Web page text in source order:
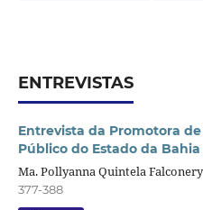
ENTREVISTAS
Entrevista da Promotora
Público do Estado da Bahia
Ma. Pollyanna Quintela Falconery
377-388